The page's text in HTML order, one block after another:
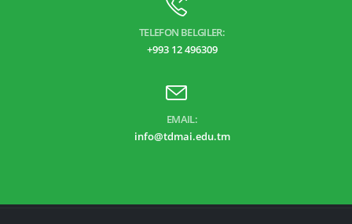
TELEFON BELGILER:
+993 12 496309
EMAIL:
info@tdmai.edu.tm